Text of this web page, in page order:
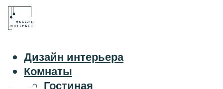
Дизайн интерьера
Комнаты
Гостиная